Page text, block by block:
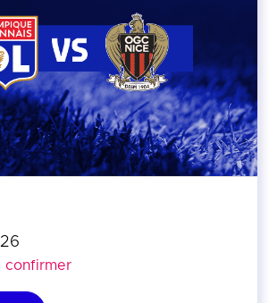
confirmer